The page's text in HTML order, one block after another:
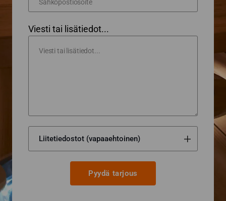
Viesti tai lisätiedot...
Pyydä tarjous